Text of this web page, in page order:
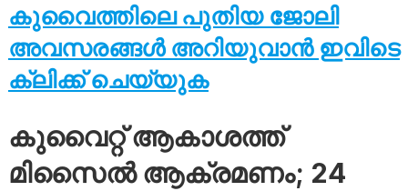
കുവൈത്തിലെ പുതിയ ജോലി
അവസരങ്ങൾ അറിയുവാൻ ഇവിടെ
ക്ലിക്ക് ചെയ്യുക
കുവൈറ്റ് ആകാശത്ത്
മിസൈൽ ആക്രമണം; 24